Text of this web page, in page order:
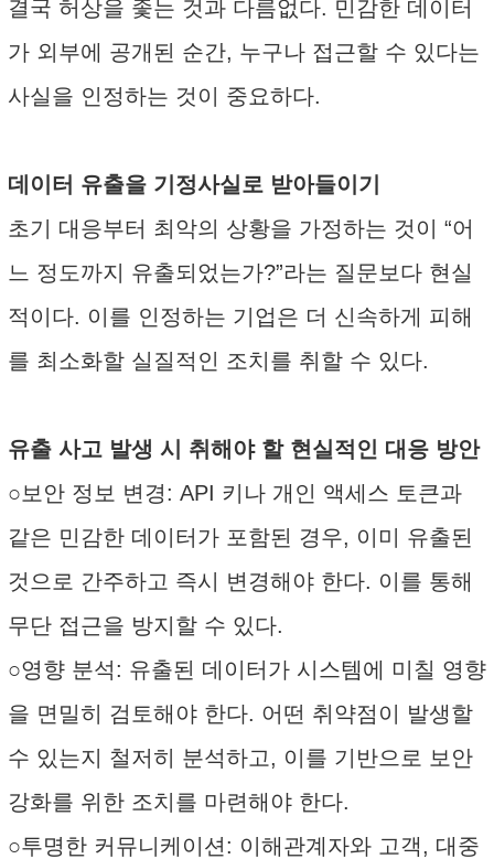
결국 허상을 좇는 것과 다름없다. 민감한 데이터
가 외부에 공개된 순간, 누구나 접근할 수 있다는
사실을 인정하는 것이 중요하다.
데이터 유출을 기정사실로 받아들이기
초기 대응부터 최악의 상황을 가정하는 것이 “어
느 정도까지 유출되었는가?”라는 질문보다 현실
적이다. 이를 인정하는 기업은 더 신속하게 피해
를 최소화할 실질적인 조치를 취할 수 있다.
유출 사고 발생 시 취해야 할 현실적인 대응 방안
○보안 정보 변경: API 키나 개인 액세스 토큰과
같은 민감한 데이터가 포함된 경우, 이미 유출된
것으로 간주하고 즉시 변경해야 한다. 이를 통해
무단 접근을 방지할 수 있다.
○영향 분석: 유출된 데이터가 시스템에 미칠 영향
을 면밀히 검토해야 한다. 어떤 취약점이 발생할
수 있는지 철저히 분석하고, 이를 기반으로 보안
강화를 위한 조치를 마련해야 한다.
○투명한 커뮤니케이션: 이해관계자와 고객, 대중